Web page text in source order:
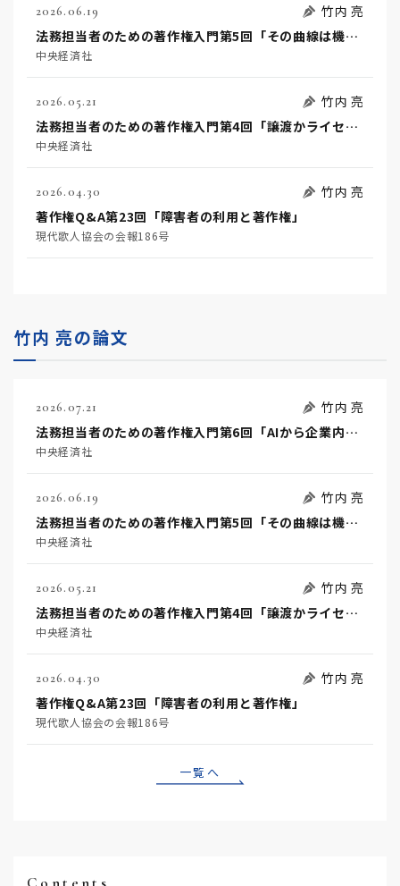
2026.06.19
竹内 亮
法務担当者のための著作権入門第5回「その曲線は機能か美か」
中央経済社
2026.05.21
竹内 亮
法務担当者のための著作権入門第4回「譲渡かライセンスか」
中央経済社
2026.04.30
竹内 亮
著作権Q&A第23回「障害者の利用と著作権」
現代歌人協会の会報186号
竹内 亮の論文
2026.07.21
竹内 亮
法務担当者のための著作権入門第6回「AIから企業内ナレッジへ」
中央経済社
2026.06.19
竹内 亮
法務担当者のための著作権入門第5回「その曲線は機能か美か」
中央経済社
2026.05.21
竹内 亮
法務担当者のための著作権入門第4回「譲渡かライセンスか」
中央経済社
2026.04.30
竹内 亮
著作権Q&A第23回「障害者の利用と著作権」
現代歌人協会の会報186号
一覧へ